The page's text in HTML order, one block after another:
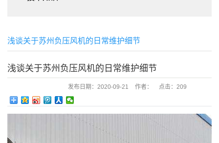
浅谈关于苏州负压风机的日常维护细节
浅谈关于苏州负压风机的日常维护细节
发布日期： 2020-09-21 作者： 点击： 209